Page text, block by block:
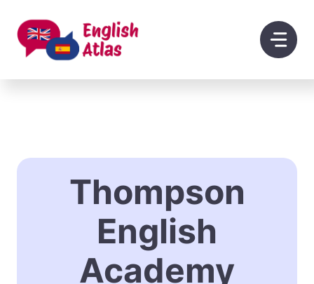
contenido
Thompson
English
Academy